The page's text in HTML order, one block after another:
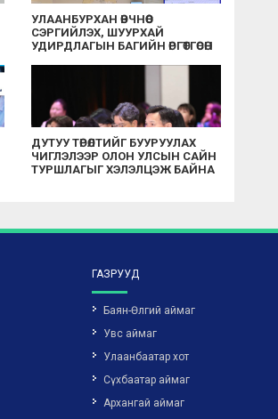
УЛААНБУРХАН ӨВЧНӨӨС
СЭРГИЙЛЭХ, ШУУРХАЙ
УДИРДЛАГЫН БАГИЙН ӨРГӨТГӨСӨН
ДУТУУ ТӨРӨЛТИЙГ БУУРУУЛАХ
ЧИГЛЭЛЭЭР ОЛОН УЛСЫН САЙН
ТУРШЛАГЫГ ХЭЛЭЛЦЭЖ БАЙНА
ГАЗРУУД
Баян-Өлгий аймаг
Увс аймаг
Улаанбаатар хот
Сүхбаатар аймаг
Архангай аймаг